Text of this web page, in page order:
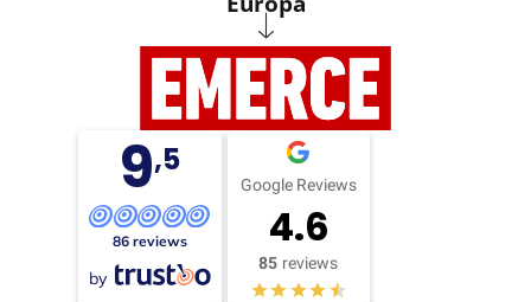
9,5
86 reviews
by
Google Reviews
4.6
85 reviews